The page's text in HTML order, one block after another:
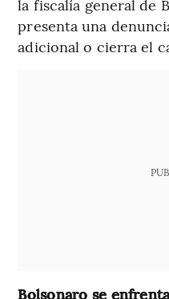
la fiscalía general de
presenta una
adicional o cierra el
Bolsonaro se